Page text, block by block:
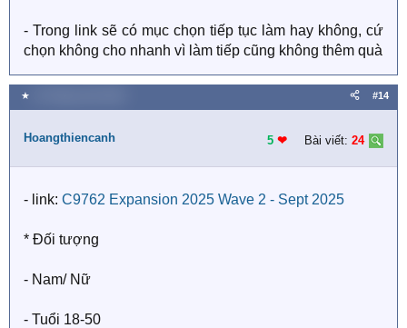
- Trong link sẽ có mục chọn tiếp tục làm hay không, cứ
chọn không cho nhanh vì làm tiếp cũng không thêm quà
★ #14
Hoangthiencanh 5 ❤︎ Bài viết: 24
- link: C9762 Expansion 2025 Wave 2 - Sept 2025
* Đối tượng
- Nam/ Nữ
- Tuổi 18-50